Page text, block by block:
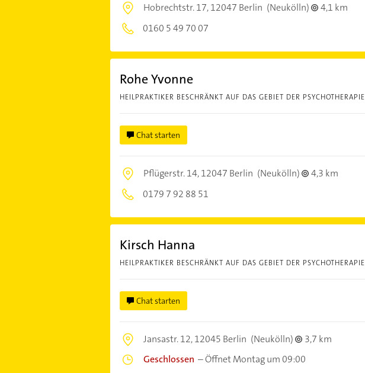
Hobrechtstr. 17,12047 Berlin (Neukölln)
4,1 km
0160 5 49 70 07
Rohe Yvonne
HEILPRAKTIKER BESCHRÄNKT AUF DAS GEBIET DER PSYCHOTHERAPIE
Chat starten
Pflügerstr. 14,12047 Berlin (Neukölln)
4,3 km
0179 7 92 88 51
Kirsch Hanna
HEILPRAKTIKER BESCHRÄNKT AUF DAS GEBIET DER PSYCHOTHERAPIE
Chat starten
Jansastr. 12,12045 Berlin (Neukölln)
3,7 km
Geschlossen –Öffnet Montag um 09:00